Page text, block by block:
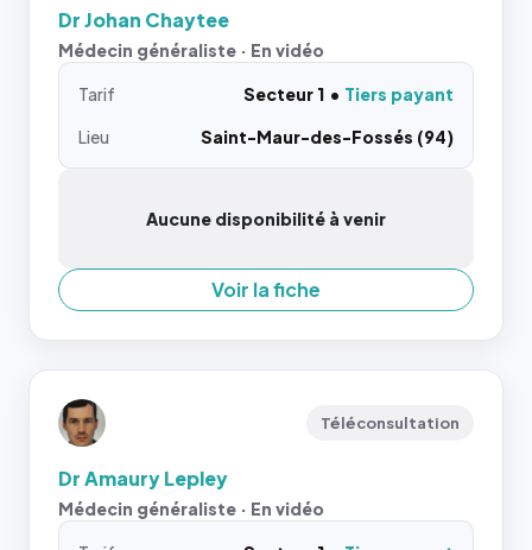
Dr Johan Chaytee
Médecin généraliste · En vidéo
Tarif Secteur 1
Tiers payant
Lieu
Saint-Maur-des-Fossés (94)
Aucune disponibilité à venir
Voir la fiche
Téléconsultation
Dr Amaury Lepley
Médecin généraliste · En vidéo